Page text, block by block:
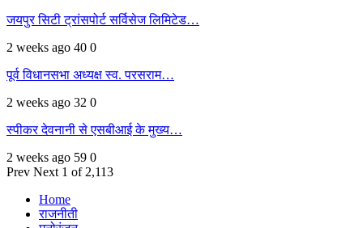
जयपुर सिटी ट्रांसपोर्ट सर्विसेज लिमिटेड…
2 weeks ago 40 0
पूर्व विधानसभा अध्यक्ष स्व. परसराम…
2 weeks ago 32 0
स्पीकर देवनानी से एसबीआई के मुख्य…
2 weeks ago 59 0
Prev Next 1 of 2,113
Home
राजनीती